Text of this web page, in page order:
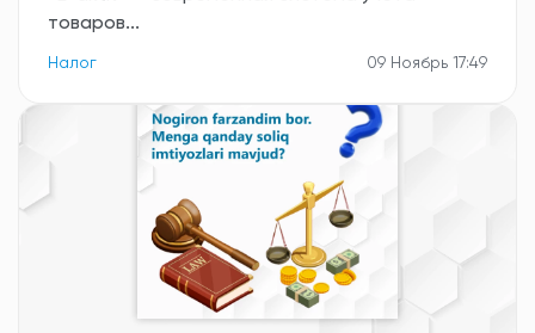
товаров...
Налог 09 Ноябрь 17:49